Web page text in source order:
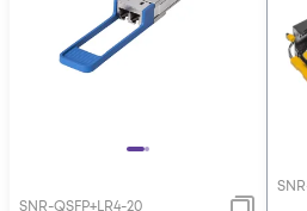
SNR-QSFP+LR4-20